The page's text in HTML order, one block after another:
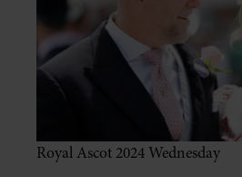
Royal Ascot 2024 Wednesday